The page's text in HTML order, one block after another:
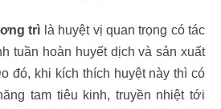
trì là huyệt vị quan trọng có tác
tuần hoàn huyết dịch và sản xuất
đó, khi kích thích huyệt này thì có
tam tiêu kinh, truyền nhiệt tới